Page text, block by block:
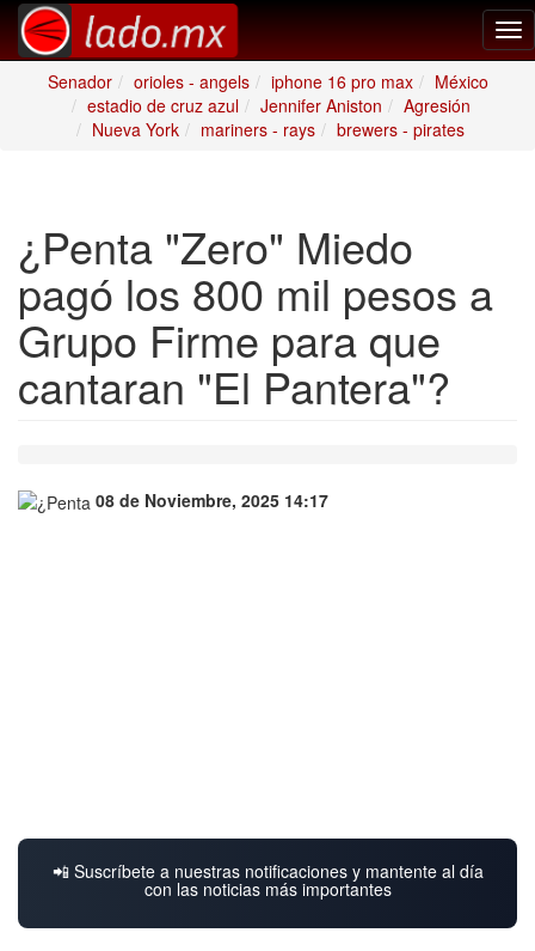
Senador
orioles - angels iphone 16 pro max
México
estadio de cruz azul
Jennifer Aniston
Agresión
Nueva York
mariners - rays brewers - pirates
¿Penta "Zero" Miedo
pagó los 800 mil pesos a
Grupo Firme para que
cantaran "El Pantera"?
08 de Noviembre, 2025 14:17
📲 Suscríbete a nuestras notificaciones y mantente al día
con las noticias más importantes